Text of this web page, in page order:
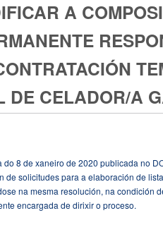
A
DE CELADOR/A
8 de xaneiro de 2020 publicada no
de solicitudes para a elaboración de
na mesma resolución, na condición
encargada de dirixir o proceso.